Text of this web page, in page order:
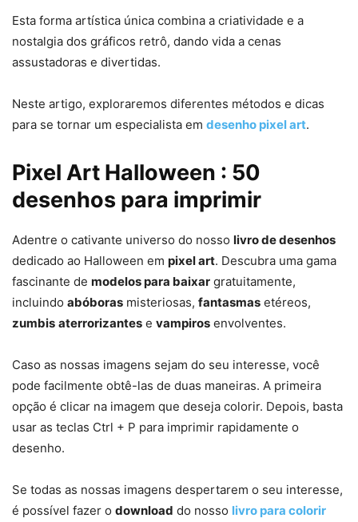
Esta forma artística única combina a criatividade e a
nostalgia dos gráficos retrô, dando vida a cenas
assustadoras e divertidas.
Neste artigo, exploraremos diferentes métodos e dicas
para se tornar um especialista em desenho pixel art.
Pixel Art Halloween : 50
desenhos para imprimir
Adentre o cativante universo do nosso livro de desenhos
dedicado ao Halloween em pixel art. Descubra uma gama
fascinante de modelos para baixar gratuitamente,
incluindo abóboras misteriosas, fantasmas etéreos,
zumbis aterrorizantes e vampiros envolventes.
Caso as nossas imagens sejam do seu interesse, você
pode facilmente obtê-las de duas maneiras. A primeira
opção é clicar na imagem que deseja colorir. Depois, basta
usar as teclas Ctrl + P para imprimir rapidamente o
desenho.
Se todas as nossas imagens despertarem o seu interesse,
é possível fazer o download do nosso livro para colorir